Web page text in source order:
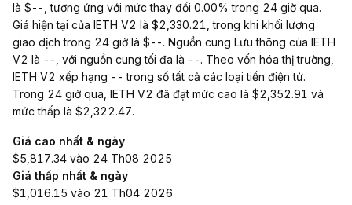
là $--, tương ứng với mức thay đổi 0.00% trong 24 giờ qua.
Giá hiện tại của IETH V2 là $2,330.21, trong khi khối lượng
giao dịch trong 24 giờ là $--. Nguồn cung Lưu thông của IETH
V2 là --, với nguồn cung tối đa là --. Theo vốn hóa thị trường,
IETH V2 xếp hạng -- trong số tất cả các loại tiền điện tử.
Trong 24 giờ qua, IETH V2 đã đạt mức cao là $2,352.91 và
mức thấp là $2,322.47.
Giá cao nhất & ngày
$5,817.34 vào 24 Th08 2025
Giá thấp nhất & ngày
$1,016.15 vào 21 Th04 2026